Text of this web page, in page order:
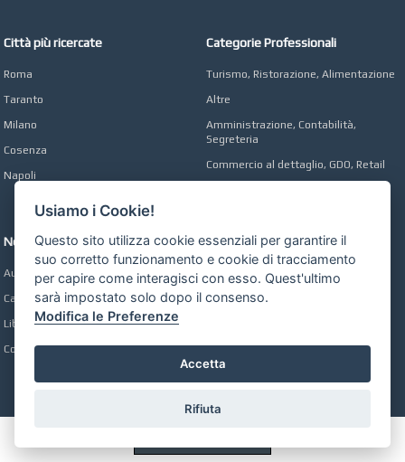
Città più ricercate
Roma
Taranto
Milano
Cosenza
Napoli
Categorie Professionali
Turismo, Ristorazione, Alimentazione
Altre
Amministrazione, Contabilità,
Segreteria
Commercio al dettaglio, GDO, Retail
Network
Automobili Online
Case Online
Libri Online
Compravendita
Usiamo i Cookie!
Questo sito utilizza cookie essenziali per garantire il
suo corretto funzionamento e cookie di tracciamento
per capire come interagisci con esso. Quest'ultimo
sarà impostato solo dopo il consenso.
Modifica le Preferenze
Accetta
Rifiuta